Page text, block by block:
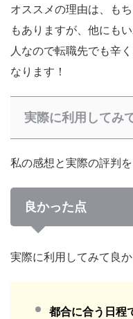
オススメの理由は、も
もありますが、他にも
人なので転職先でも辛
なります！
実際に利用してみ
私の感想と実際の評判
良かった点
実際に利用してみて良
都合に合う日程